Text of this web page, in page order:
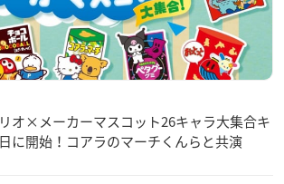
オ×メーカーマスコット26キャラ大集合キ
に開始！コアラのマーチくんらと共演